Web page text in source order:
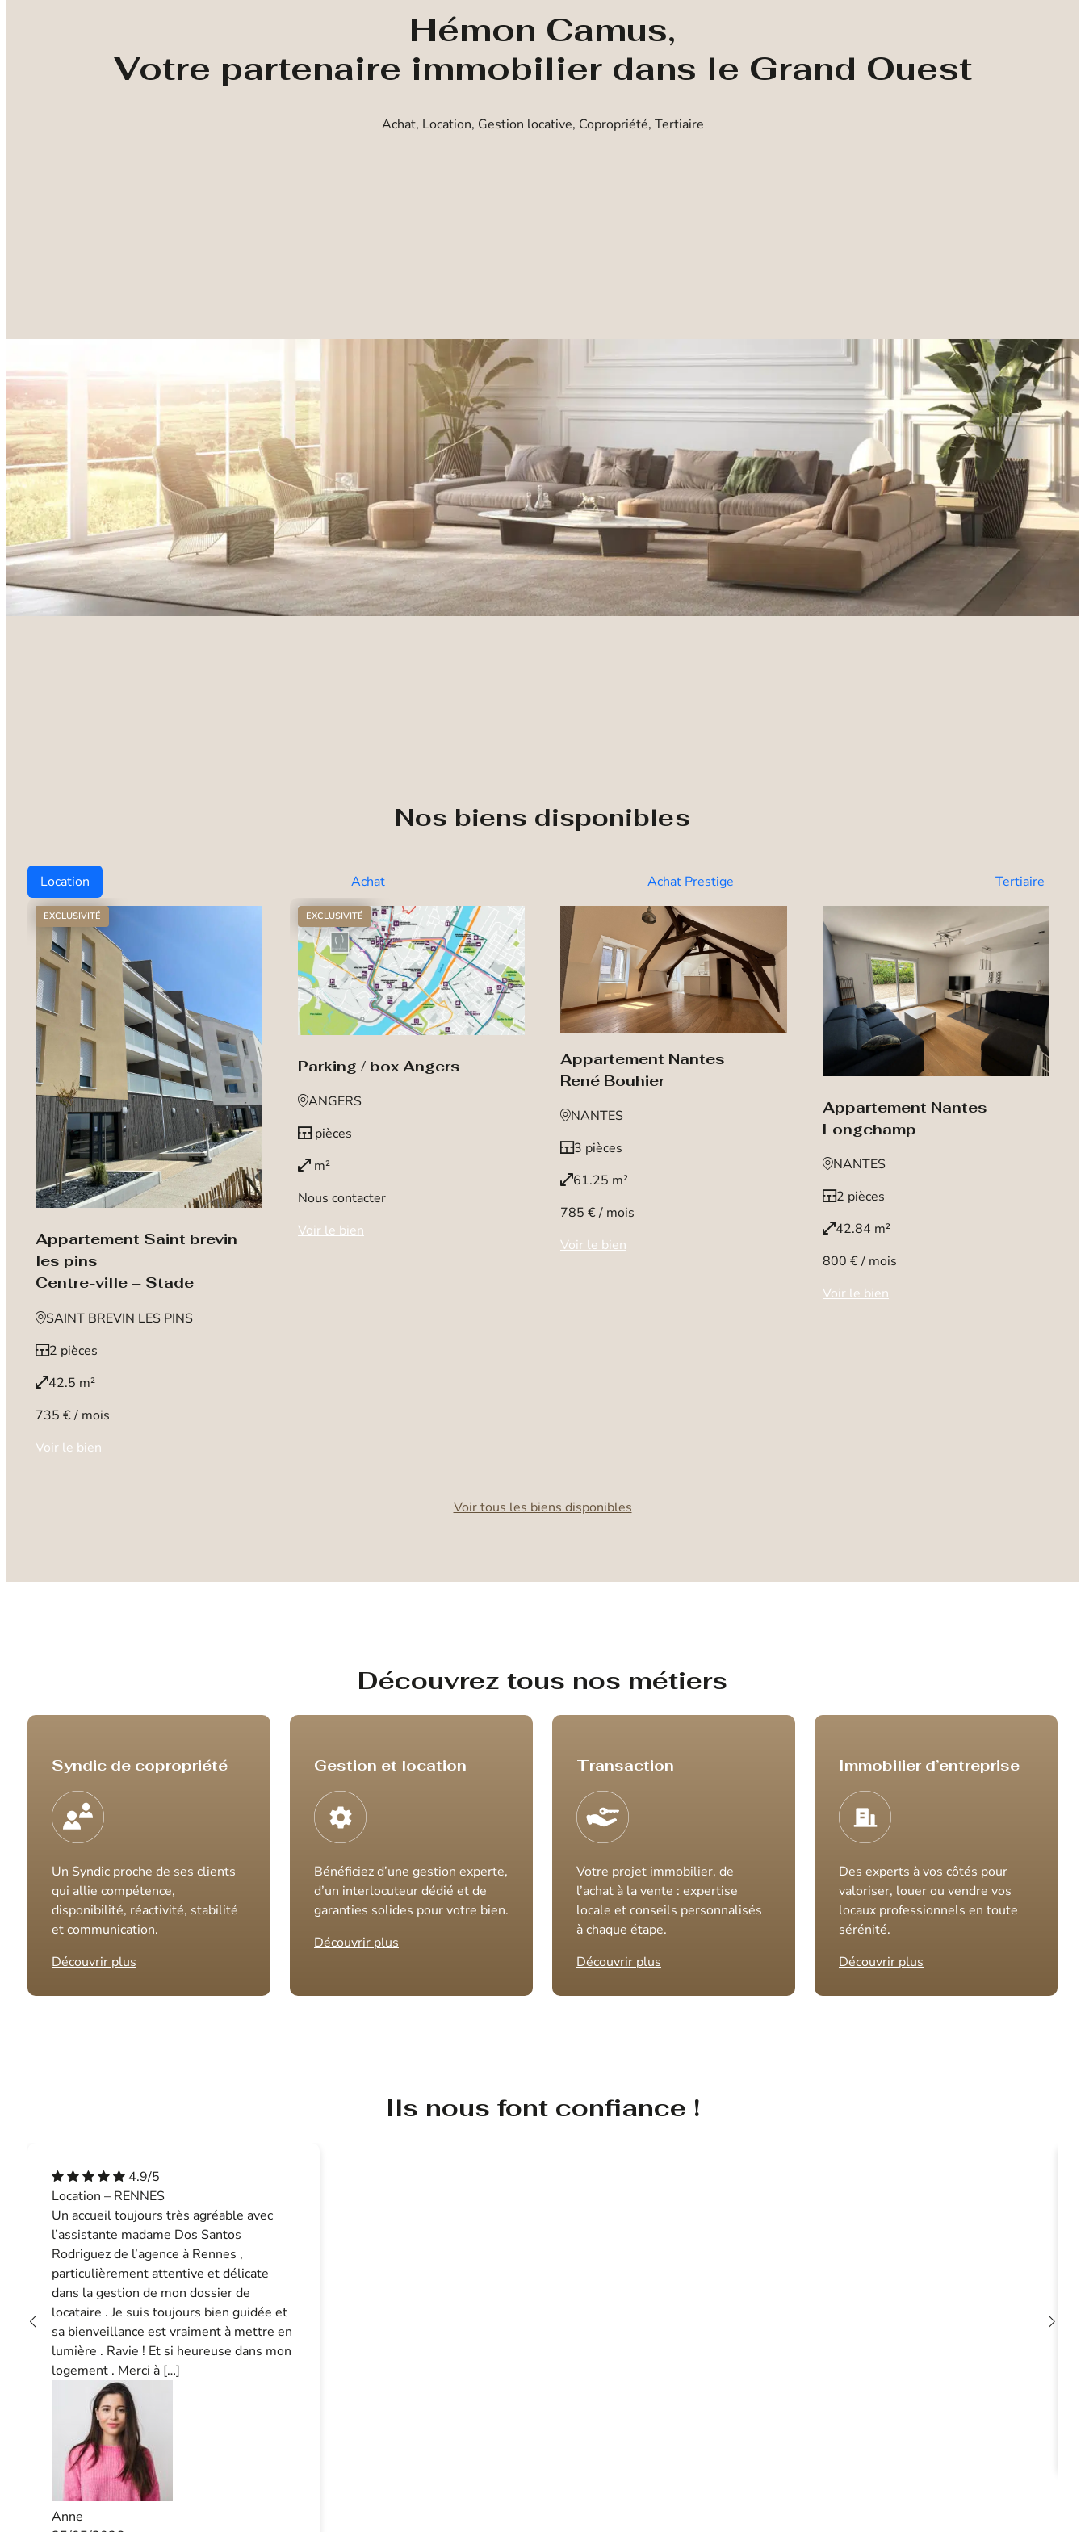
Hémon Camus,
Votre partenaire immobilier dans le Grand Ouest
Achat, Location, Gestion locative, Copropriété, Tertiaire
Nos biens disponibles
Location Achat Achat Prestige Tertiaire
EXCLUSIVITÉ
Appartement Saint brevin
les pins
Centre-ville – Stade
SAINT BREVIN LES PINS
2 pièces
42.5 m²
735 € / mois
Voir le bien
EXCLUSIVITÉ
Parking / box Angers
ANGERS
pièces
m²
Nous contacter
Voir le bien
Appartement Nantes
René Bouhier
NANTES
3 pièces
61.25 m²
785 € / mois
Voir le bien
Appartement Nantes
Longchamp
NANTES
2 pièces
42.84 m²
800 € / mois
Voir le bien
Voir tous les biens disponibles
Découvrez tous nos métiers
Syndic de copropriété
Un Syndic proche de ses clients
qui allie compétence,
disponibilité, réactivité, stabilité
et communication.
Découvrir plus
Gestion et location
Bénéficiez d’une gestion experte,
d’un interlocuteur dédié et de
garanties solides pour votre bien.
Découvrir plus
Transaction
Votre projet immobilier, de
l’achat à la vente : expertise
locale et conseils personnalisés
à chaque étape.
Découvrir plus
Immobilier d’entreprise
Des experts à vos côtés pour
valoriser, louer ou vendre vos
locaux professionnels en toute
sérénité.
Découvrir plus
Ils nous font confiance !
4.9/5
Location – RENNES
Un accueil toujours très agréable avec
l’assistante madame Dos Santos
Rodriguez de l’agence à Rennes ,
particulièrement attentive et délicate
dans la gestion de mon dossier de
locataire . Je suis toujours bien guidée et
sa bienveillance est vraiment à mettre en
lumière . Ravie ! Et si heureuse dans mon
logement . Merci à […]
Anne